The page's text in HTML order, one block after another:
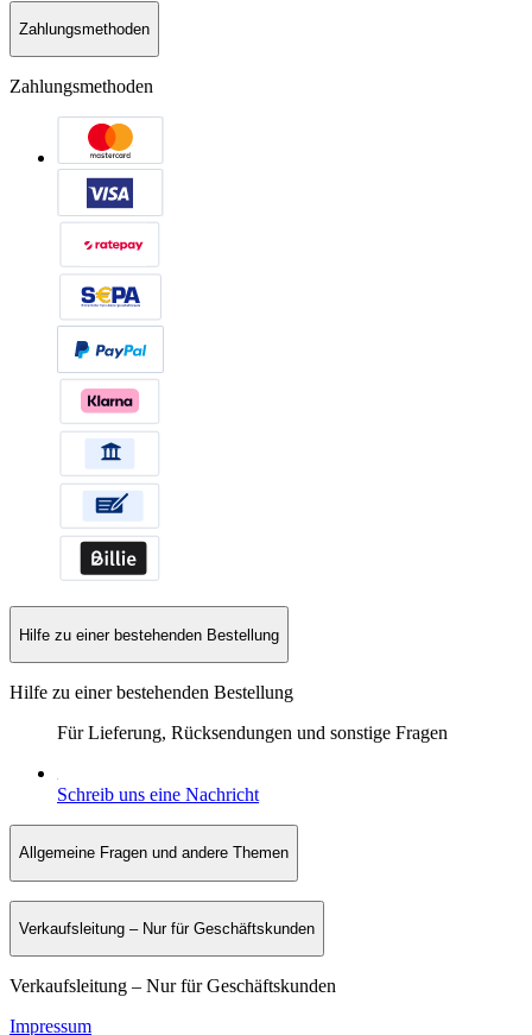
Zahlungsmethoden
Zahlungsmethoden
Hilfe zu einer bestehenden Bestellung
Hilfe zu einer bestehenden Bestellung
Für Lieferung, Rücksendungen und sonstige Fragen
Schreib uns eine Nachricht
Allgemeine Fragen und andere Themen
Verkaufsleitung – Nur für Geschäftskunden
Verkaufsleitung – Nur für Geschäftskunden
Impressum